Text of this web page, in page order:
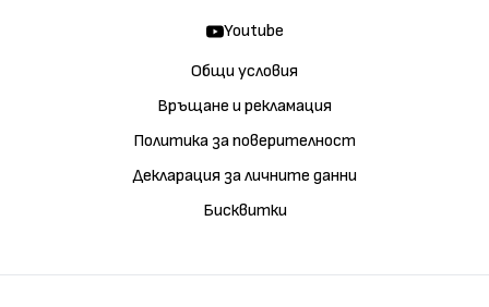
Общи условия
Връщане и рекламация
Политика за поверителност
Декларация за личните данни
Бисквитки
Youtube